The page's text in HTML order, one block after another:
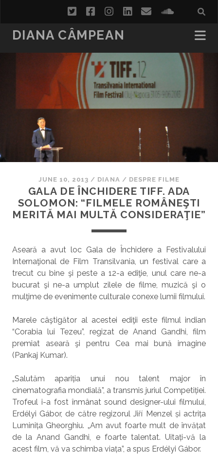
twitterfacebookinstagram
linkedin
email
DIANA CÂMPEAN
JUNE 10, 2013 / DIANA / DESPRE FILME
GALA DE ÎNCHIDERE TIFF. ADA
SOLOMON: “FILMELE ROMÂNEŞTI
MERITĂ MAI MULTĂ CONSIDERAŢIE”
Aseară a avut loc Gala de Închidere a Festivalului
Internaţional de Film Transilvania, un festival care a
trecut cu bine şi peste a 12-a ediţie, unul care ne-a
bucurat şi ne-a umplut zilele de filme, muzică şi o
mulţime de evenimente culturale conexe lumii filmului.
Marele câştigător al acestei ediţii este filmul indian
“Corabia lui Tezeu”, regizat de Anand Gandhi, film
premiat aseară şi pentru Cea mai bună imagine
(Pankaj Kumar).
„Salutăm apariția unui nou talent major în
cinematografia mondială”, a transmis juriul Competiției.
Trofeul i-a fost înmânat sound designer-ului filmului,
Erdélyi Gábor, de către regizorul Jiří Menzel și actrița
Luminița Gheorghiu. „Am avut foarte mult de învățat
de la Anand Gandhi, e foarte talentat. Uitați-vă la
acest film, vă va schimba viața”, a spus Erdélyi Gábor.